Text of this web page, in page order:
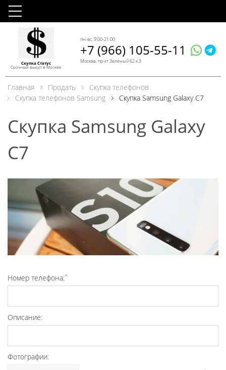
Скупка Статус
Срочный выкуп в Москве
пн-вс, 9:00-21:00
+7 (966) 105-55-11
Москва, пр-кт Зеленый 62 к.3
Главная Продать
Скупка телефонов
Скупка телефонов Samsung
Скупка Samsung Galaxy C7
Скупка Samsung Galaxy
C7
Номер телефона:*
Описание:
Фотографии: